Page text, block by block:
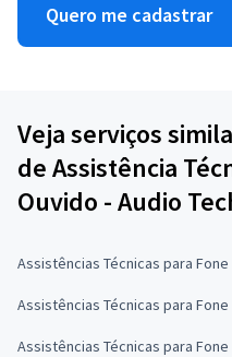
Quero me cadastrar
Veja serviços
de Assistência
Ouvido - Audio
Assistências Técnicas para
Assistências Técnicas para
Assistências Técnicas para